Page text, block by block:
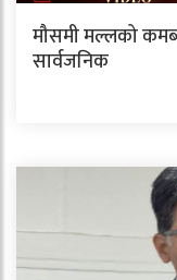
मौसमी मल्लको
सार्वजनिक